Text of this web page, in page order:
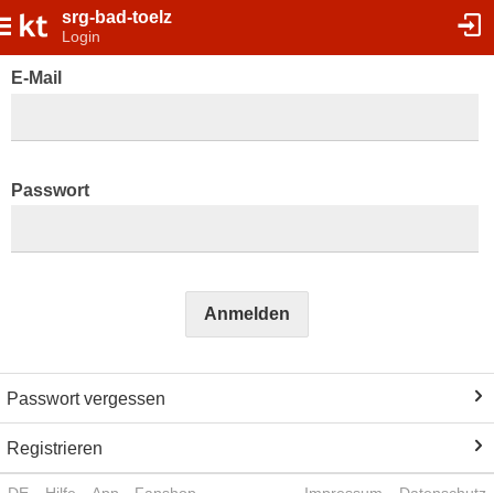
srg-bad-toelz
Login
E-Mail
Passwort
Anmelden
Passwort vergessen
Registrieren